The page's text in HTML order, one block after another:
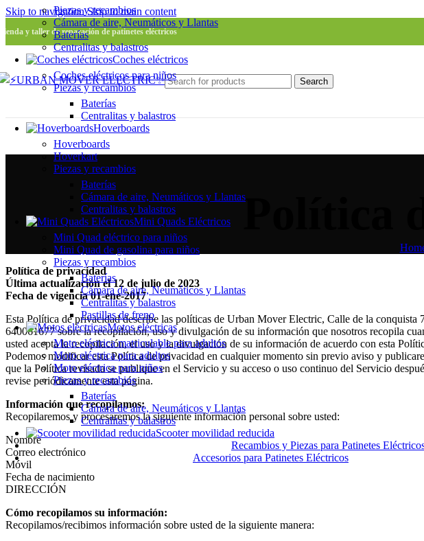
Skip to navigationSkip to main content
y taller de reparación de patinetes eléctricos
Search
Piezas y recambios
Cámara de aire, Neumáticos y Llantas
Baterías
Centralitas y balastros
Coches eléctricos
Coches eléctricos para niños
Piezas y recambios
Baterías
Centralitas y balastros
Hoverboards
Hoverboards
Hoverkart
Piezas y recambios
Baterías
Cámara de aire, Neumáticos y Llantas
Centralitas y balastros
Mini Quads Eléctricos
Mini Quad eléctrico para niños
Mini Quad de gasolina para niños
Piezas y recambios
Baterías
Cámara de aire, Neumáticos y Llantas
Centralitas y balastros
Pastillas de freno
Motos eléctricas
Moto eléctrica matriculable para adultos
Moto eléctrica para adultos
Moto eléctrica para niños
Piezas y recambios
Baterías
Cámara de aire, Neumáticos y Llantas
Centralitas y balastros
Scooter movilidad reducida
Recambios y Piezas para Patinetes
Accesorios para Patinetes Eléctricos
Política
Política de privacidad
Última actualización el 12 de julio de 2023
Fecha de vigencia 01-ene-2017
Esta Política de privacidad describe las políticas de Urban Mover Electric, Calle de la
640061677 sobre la recopilación, uso y divulgación de su información que nosotros recopila
usted acepta la recopilación, el uso y la divulgación de su información de acuerdo con esta
Podemos modificar esta Política de privacidad en cualquier momento sin previo aviso y
que la Política revisada se publique en el Servicio y su acceso o uso continuo del Servicio
revise periódicamente esta página.
Información que recopilamos:
Recopilaremos y procesaremos la siguiente información personal sobre usted:
Nombre
Correo electrónico
Móvil
Fecha de nacimiento
DIRECCIÓN
Cómo recopilamos su información:
Recopilamos/recibimos información sobre usted de la siguiente manera: